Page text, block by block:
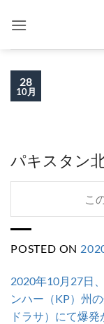
28
10月
パキスタン
こ
POSTED ON
2020年10月27日
ンハー（KP）州
ドラサ）にて爆